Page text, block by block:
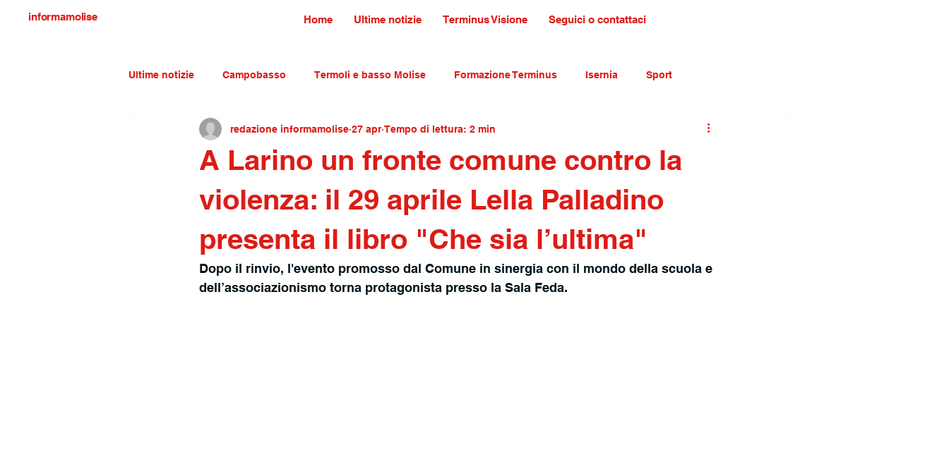
informamolise Home Ultime notizie Terminus Visione Seguici o contattaci
Ultime notizie Campobasso Termoli e basso Molise Formazione Terminus Isernia Sport
Economia e lavoro Molise cultura tradizioni e turismo primo piano
A Larino un fronte comune contro la
violenza: il 29 aprile Lella Palladino
presenta il libro "Che sia l’ultima"
redazione informamolise 27 apr Tempo di lettura: 2 min
Dopo il rinvio, l'evento promosso dal Comune in sinergia con il mondo della scuola e
dell’associazionismo torna protagonista presso la Sala Feda.